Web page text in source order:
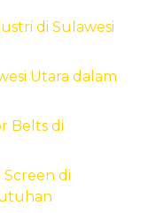
di Sulawesi
Utara dalam
Belts di
di